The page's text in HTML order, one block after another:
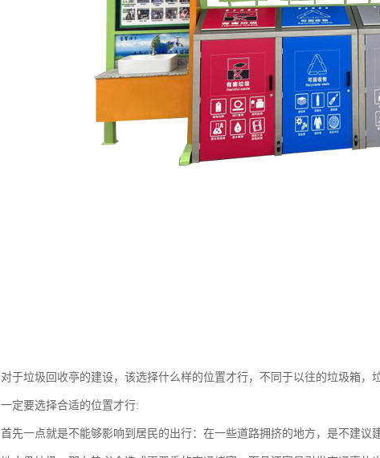
对于垃圾回收亭的建设，该选择什么样的位置才行，不同于以往的垃圾箱
一定要选择合适的位置才行:
首先一点就是不能够影响到居民的出行：在一些道路拥挤的地方，是不建